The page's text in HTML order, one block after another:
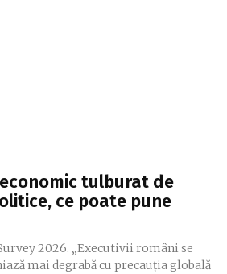
tulburat de
ce poate pune
2026. „Executivii români se
mai degrabă cu precauţia globală